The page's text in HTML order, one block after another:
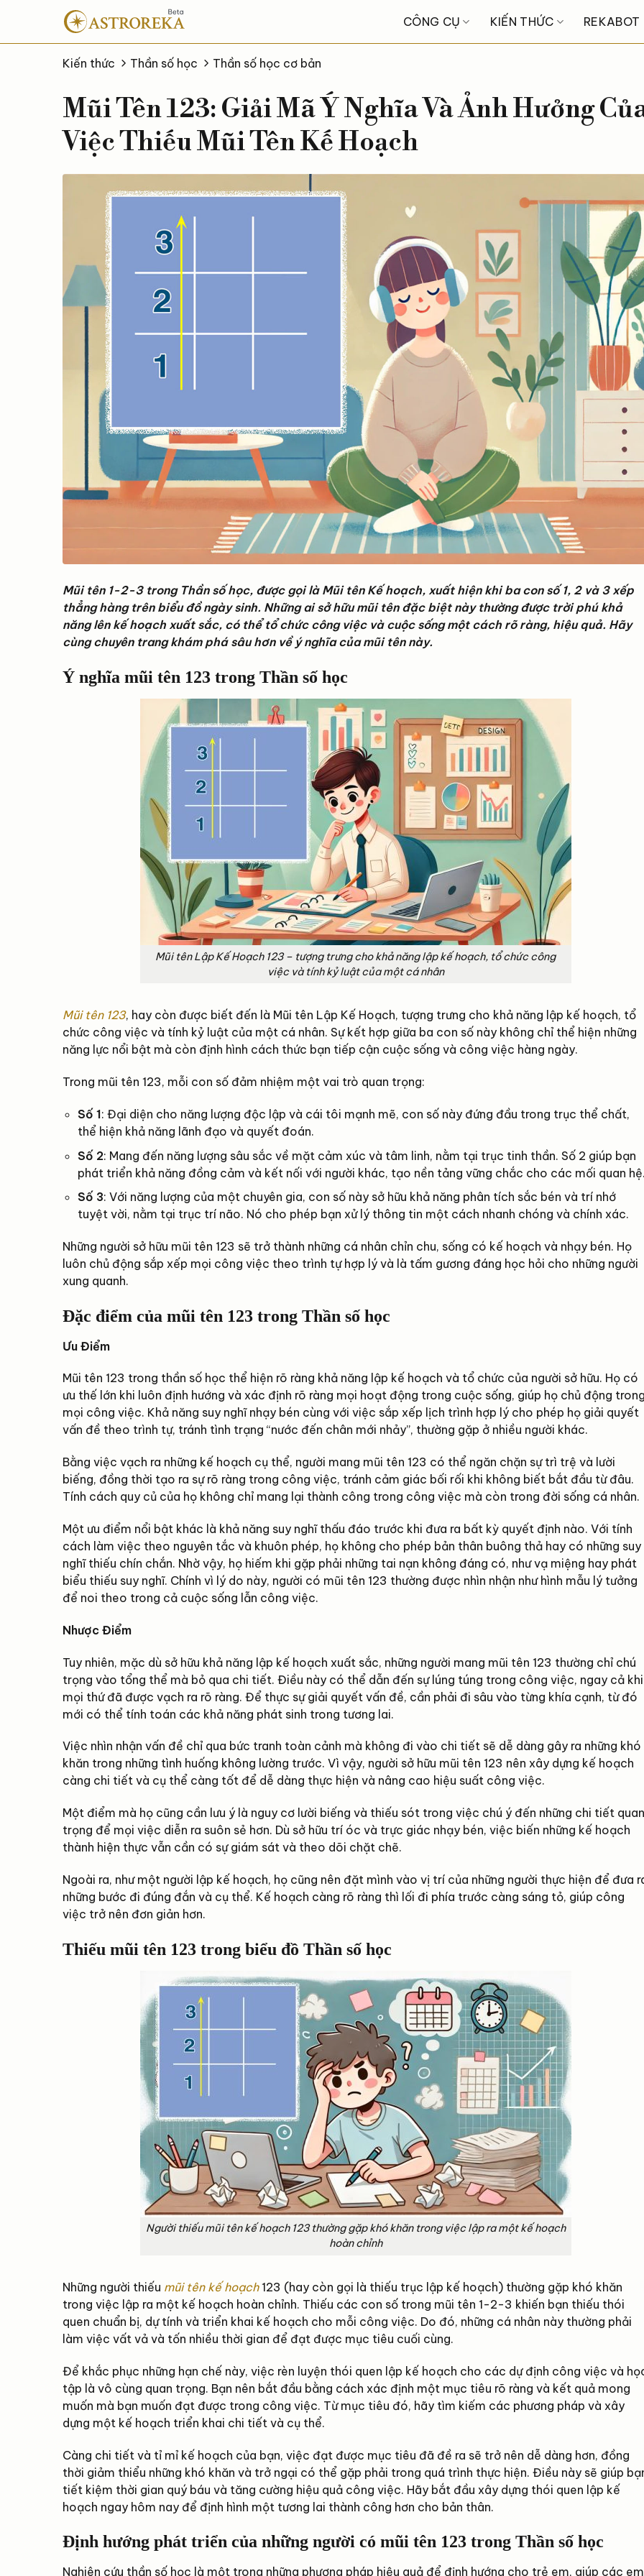
nội
CÔNG CỤ KIẾN THỨC REKABOT
Kiến thức Thần số học Thần số học cơ bản
Mũi Tên 123: Giải Mã Ý Nghĩa Và Ảnh Hưởng
Việc Thiếu Mũi Tên Kế Hoạch
Mũi tên 1-2-3 trong Thần số học, được gọi là Mũi tên Kế hoạch, xuất hiện khi ba con số 1, 2 và 3 xếp
thẳng hàng trên biểu đồ ngày sinh. Những ai sở hữu mũi tên đặc biệt này thường được trời phú khả
năng lên kế hoạch xuất sắc, có thể tổ chức công việc và cuộc sống một cách rõ ràng, hiệu quả. Hãy
cùng chuyên trang khám phá sâu hơn về ý nghĩa của mũi tên này.
Ý nghĩa mũi tên 123 trong Thần số học
Mũi tên Lập Kế Hoạch 123 – tượng trưng cho khả năng lập kế hoạch, tổ chức công
việc và tính kỷ luật của một cá nhân
Mũi tên 123, hay còn được biết đến là Mũi tên Lập Kế Hoạch, tượng trưng cho khả năng lập kế hoạch, tổ
chức công việc và tính kỷ luật của một cá nhân. Sự kết hợp giữa ba con số này không chỉ thể hiện những
năng lực nổi bật mà còn định hình cách thức bạn tiếp cận cuộc sống và công việc hàng ngày.
Trong mũi tên 123, mỗi con số đảm nhiệm một vai trò quan trọng:
Số 1: Đại diện cho năng lượng độc lập và cái tôi mạnh mẽ, con số này đứng đầu trong trục thể chất,
thể hiện khả năng lãnh đạo và quyết đoán.
Số 2: Mang đến năng lượng sâu sắc về mặt cảm xúc và tâm linh, nằm tại trục tinh thần. Số 2 giúp bạn
phát triển khả năng đồng cảm và kết nối với người khác, tạo nền tảng vững chắc cho các mối quan
Số 3: Với năng lượng của một chuyên gia, con số này sở hữu khả năng phân tích sắc bén và trí nhớ
tuyệt vời, nằm tại trục trí não. Nó cho phép bạn xử lý thông tin một cách nhanh chóng và chính xác.
Những người sở hữu mũi tên 123 sẽ trở thành những cá nhân chỉn chu, sống có kế hoạch và nhạy bén. Họ
luôn chủ động sắp xếp mọi công việc theo trình tự hợp lý và là tấm gương đáng học hỏi cho những người
xung quanh.
Đặc điểm của mũi tên 123 trong Thần số học
Ưu Điểm
Mũi tên 123 trong thần số học thể hiện rõ ràng khả năng lập kế hoạch và tổ chức của người sở hữu. Họ có
ưu thế lớn khi luôn định hướng và xác định rõ ràng mọi hoạt động trong cuộc sống, giúp họ chủ động
mọi công việc. Khả năng suy nghĩ nhạy bén cùng với việc sắp xếp lịch trình hợp lý cho phép họ giải quyết
vấn đề theo trình tự, tránh tình trạng “nước đến chân mới nhảy”, thường gặp ở nhiều người khác.
Bằng việc vạch ra những kế hoạch cụ thể, người mang mũi tên 123 có thể ngăn chặn sự trì trệ và lười
biếng, đồng thời tạo ra sự rõ ràng trong công việc, tránh cảm giác bối rối khi không biết bắt đầu từ đâu.
Tính cách quy củ của họ không chỉ mang lại thành công trong công việc mà còn trong đời sống cá nhân.
Một ưu điểm nổi bật khác là khả năng suy nghĩ thấu đáo trước khi đưa ra bất kỳ quyết định nào. Với tính
cách làm việc theo nguyên tắc và khuôn phép, họ không cho phép bản thân buông thả hay có những suy
nghĩ thiếu chín chắn. Nhờ vậy, họ hiếm khi gặp phải những tai nạn không đáng có, như vạ miệng hay phát
biểu thiếu suy nghĩ. Chính vì lý do này, người có mũi tên 123 thường được nhìn nhận như hình mẫu lý tưởng
để noi theo trong cả cuộc sống lẫn công việc.
Nhược Điểm
Tuy nhiên, mặc dù sở hữu khả năng lập kế hoạch xuất sắc, những người mang mũi tên 123 thường chỉ chú
trọng vào tổng thể mà bỏ qua chi tiết. Điều này có thể dẫn đến sự lúng túng trong công việc, ngay cả khi
mọi thứ đã được vạch ra rõ ràng. Để thực sự giải quyết vấn đề, cần phải đi sâu vào từng khía cạnh, từ đó
mới có thể tính toán các khả năng phát sinh trong tương lai.
Việc nhìn nhận vấn đề chỉ qua bức tranh toàn cảnh mà không đi vào chi tiết sẽ dễ dàng gây ra những khó
khăn trong những tình huống không lường trước. Vì vậy, người sở hữu mũi tên 123 nên xây dựng kế hoạch
càng chi tiết và cụ thể càng tốt để dễ dàng thực hiện và nâng cao hiệu suất công việc.
Một điểm mà họ cũng cần lưu ý là nguy cơ lười biếng và thiếu sót trong việc chú ý đến những chi tiết quan
trọng để mọi việc diễn ra suôn sẻ hơn. Dù sở hữu trí óc và trực giác nhạy bén, việc biến những kế hoạch
thành hiện thực vẫn cần có sự giám sát và theo dõi chặt chẽ.
Ngoài ra, như một người lập kế hoạch, họ cũng nên đặt mình vào vị trí của những người thực hiện để đưa
những bước đi đúng đắn và cụ thể. Kế hoạch càng rõ ràng thì lối đi phía trước càng sáng tỏ, giúp công
việc trở nên đơn giản hơn.
Thiếu mũi tên 123 trong biểu đồ Thần số học
Người thiếu mũi tên kế hoạch 123 thường gặp khó khăn trong việc lập ra một kế hoạch
hoàn chỉnh
Những người thiếu mũi tên kế hoạch123 (hay còn gọi là thiếu trục lập kế hoạch) thường gặp khó khăn
trong việc lập ra một kế hoạch hoàn chỉnh. Thiếu các con số trong mũi tên 1-2-3 khiến bạn thiếu thói
quen chuẩn bị, dự tính và triển khai kế hoạch cho mỗi công việc. Do đó, những cá nhân này thường phải
làm việc vất vả và tốn nhiều thời gian để đạt được mục tiêu cuối cùng.
Để khắc phục những hạn chế này, việc rèn luyện thói quen lập kế hoạch cho các dự định công việc và
tập là vô cùng quan trọng. Bạn nên bắt đầu bằng cách xác định một mục tiêu rõ ràng và kết quả mong
muốn mà bạn muốn đạt được trong công việc. Từ mục tiêu đó, hãy tìm kiếm các phương pháp và xây
dựng một kế hoạch triển khai chi tiết và cụ thể.
Càng chi tiết và tỉ mỉ kế hoạch của bạn, việc đạt được mục tiêu đã đề ra sẽ trở nên dễ dàng hơn, đồng
thời giảm thiểu những khó khăn và trở ngại có thể gặp phải trong quá trình thực hiện. Điều này sẽ giúp
tiết kiệm thời gian quý báu và tăng cường hiệu quả công việc. Hãy bắt đầu xây dựng thói quen lập kế
hoạch ngay hôm nay để định hình một tương lai thành công hơn cho bản thân.
Định hướng phát triển của những người có mũi tên 123 trong Thần số học
Nghiên cứu thần số học là một trong những phương pháp hiệu quả để định hướng cho trẻ em, giúp các em